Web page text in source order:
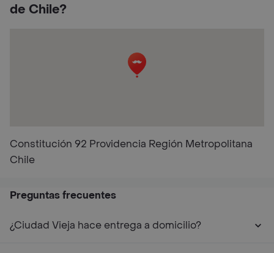
de Chile?
Constitución 92 Providencia Región Metropolitana
Chile
Preguntas frecuentes
¿Ciudad Vieja hace entrega a domicilio?